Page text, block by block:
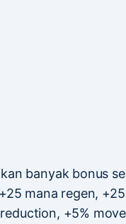
banyak bonus
mana regen,
+5%